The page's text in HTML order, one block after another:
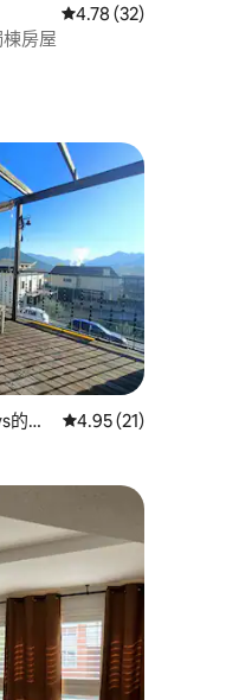
從 32 則評價中獲得
4.78 (32)
房屋
分 5 分）
的公
從 21 則評價中獲得
4.95 (21)